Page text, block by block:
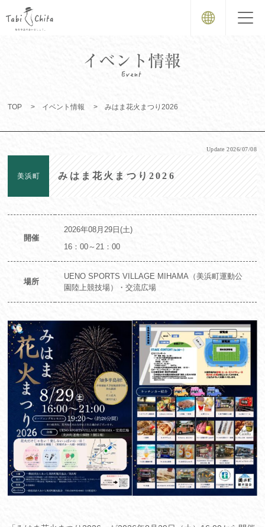
TOP イベント情報 みはま花火まつり2026
美浜町 みはま花火まつり2026
Update2026/07/08
開催
2026年08月29日(土)
16：00～21：00
場所
UENO SPORTS VILLAGE MIHAMA（美浜町運動公
園陸上競技場）・交流広場